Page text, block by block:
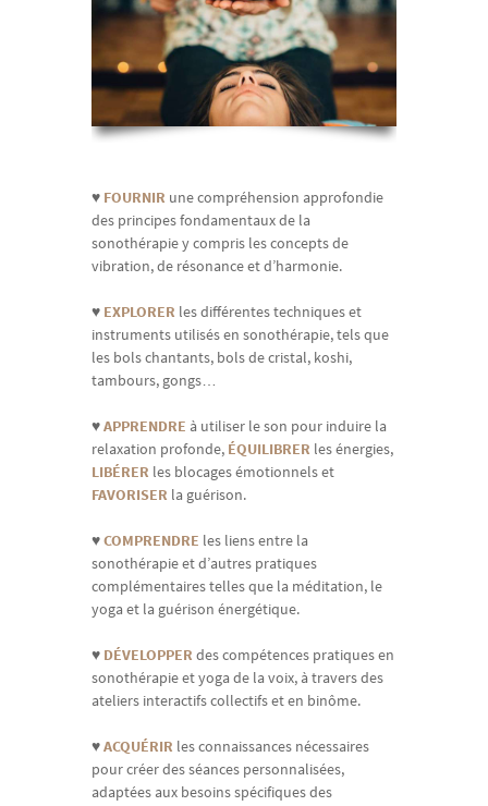
♥ FOURNIR une compréhension approfondie
des principes fondamentaux de la
sonothérapie y compris les concepts de
vibration, de résonance et d’harmonie.
♥ EXPLORER les différentes techniques et
instruments utilisés en sonothérapie, tels que
les bols chantants, bols de cristal, koshi,
tambours, gongs…
♥APPRENDRE à utiliser le son pour induire la
relaxation profonde, ÉQUILIBRER les énergies,
LIBÉRER les blocages émotionnels et
FAVORISER la guérison.
♥COMPRENDRE les liens entre la
sonothérapie et d’autres pratiques
complémentaires telles que la méditation, le
yoga et la guérison énergétique.
♥ DÉVELOPPER des compétences pratiques en
sonothérapie et yoga de la voix, à travers des
ateliers interactifs collectifs et en binôme.
♥ACQUÉRIR les connaissances nécessaires
pour créer des séances personnalisées,
adaptées aux besoins spécifiques des